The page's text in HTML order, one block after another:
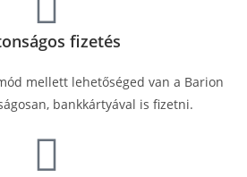
fizetés
mellett lehetőséged van a Barion
bankkártyával is fizetni.